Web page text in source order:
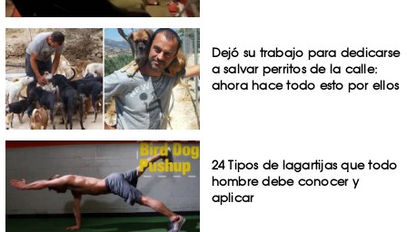
Dejó su trabajo para dedicarse
a salvar perritos de la calle:
ahora hace todo esto por ellos
24 Tipos de lagartijas que todo
hombre debe conocer y
aplicar